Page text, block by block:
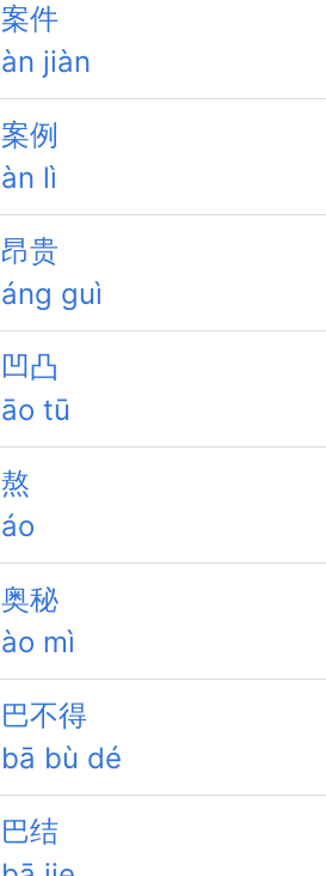
案件
àn jiàn
案例
àn lì
昂贵
áng guì
凹凸
āo tū
熬
áo
奥秘
ào mì
巴不得
bā bù dé
巴结